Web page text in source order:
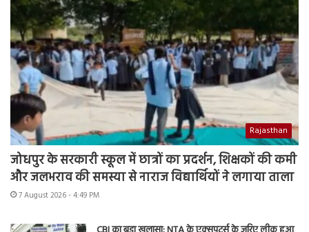
Rajasthan
जोधपुर के सरकारी स्कूल में छात्रों का प्रदर्शन, शिक्षकों की कमी
और जलभराव की समस्या से नाराज विद्यार्थियों ने लगाया ताला
7 August 2026 - 4:49 PM